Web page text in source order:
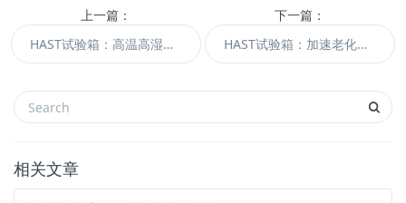
上一篇：
HAST试验箱：高温高湿环境模拟，挑战产品极限
下一篇：
‌HAST试验箱：加速老化测试的利与弊
相关文章